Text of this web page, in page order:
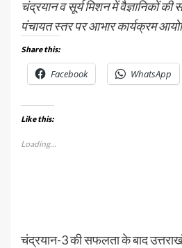
चंद्रयान व सूर्य मिशन में वैज्ञानिकों की
पंचायत स्तर पर आभार कार्यक्रम
Share this:
Facebook WhatsApp
Like this:
Loading...
चंद्रयान-3 की सफलता के बाद